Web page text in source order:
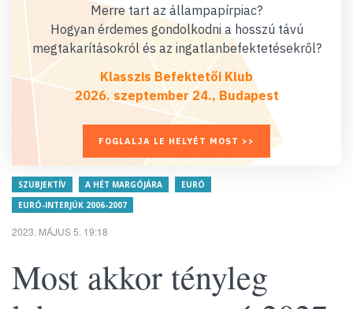
Merre tart az állampapírpiac?
Hogyan érdemes gondolkodni a hosszú távú
megtakarításokról és az ingatlanbefektetésekről?
Klasszis Befektetői Klub
2026. szeptember 24., Budapest
FOGLALJA LE HELYÉT MOST >>
SZUBJEKTÍV A HÉT MARGÓJÁRA
EURÓ
EURÓ-INTERJÚK 2006-2007
2023. MÁJUS 5. 19:18
Most akkor tényleg